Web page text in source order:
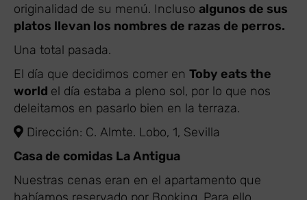
originalidad de su menú. Incluso algunos de sus
platos llevan los nombres de razas de perros.
Una total pasada.
El día que decidimos comer en Toby eats the
world el día estaba a pleno sol, por lo que nos
deleitamos en pasarlo bien en la terraza.
Dirección: C. Almte. Lobo, 1, Sevilla
Casa de comidas La Antigua
Nuestras cenas eran en el apartamento que